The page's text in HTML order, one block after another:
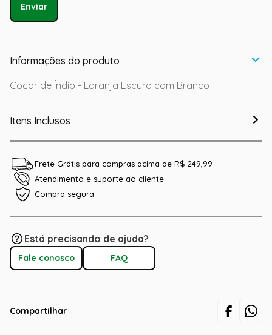
Enviar
Informações do produto
Cocar de Índio - Laranja Escuro com Branco
Itens Inclusos
Frete Grátis para compras acima de R$ 249,99
Atendimento e suporte ao cliente
Compra segura
Está precisando de ajuda?
Fale conosco FAQ
Compartilhar